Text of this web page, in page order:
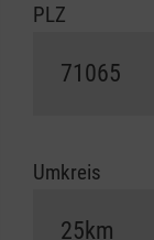
PLZ
Umkreis